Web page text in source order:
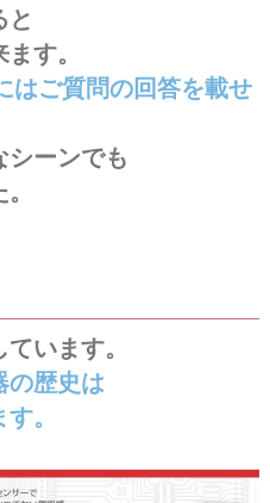
と
す。
はご質問の回答を載せ
シーンでも
います。
の歴史は
。